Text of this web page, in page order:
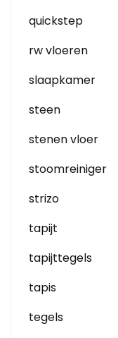
quickstep
rw vloeren
slaapkamer
steen
stenen vloer
stoomreiniger
strizo
tapijt
tapijttegels
tapis
tegels